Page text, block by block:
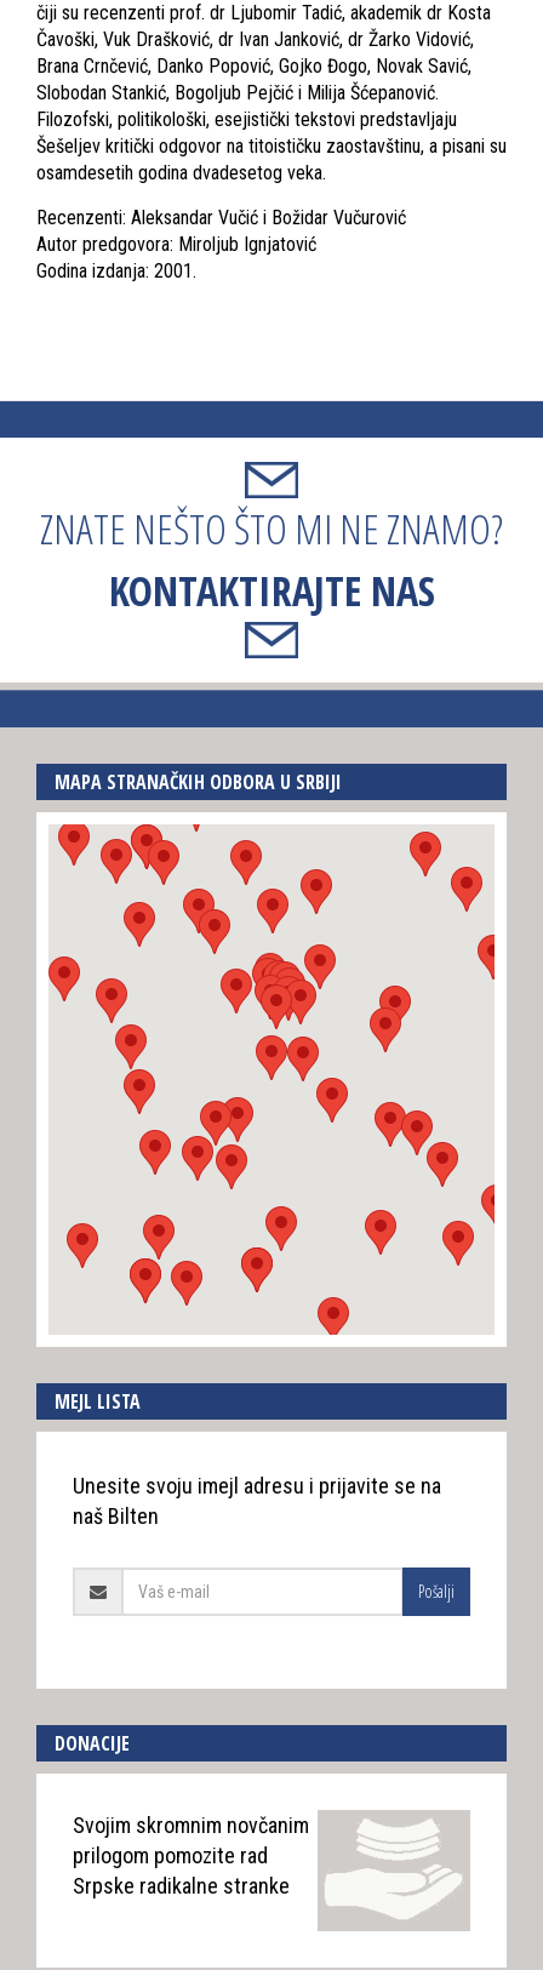
čiji su recenzenti prof. dr Ljubomir Tadić, akademik dr Kosta
Čavoški, Vuk Drašković, dr Ivan Janković, dr Žarko Vidović,
Brana Crnčević, Danko Popović, Gojko Đogo, Novak Savić,
Slobodan Stankić, Bogoljub Pejčić i Milija Šćepanović.
Filozofski, politikološki, esejistički tekstovi predstavljaju
Šešeljev kritički odgovor na titoističku zaostavštinu, a pisani su
osamdesetih godina dvadesetog veka.
Recenzenti: Aleksandar Vučić i Božidar Vučurović
Autor predgovora: Miroljub Ignjatović
Godina izdanja: 2001.
ZNATE NEŠTO ŠTO MI NE ZNAMO?
KONTAKTIRAJTE NAS
MAPA STRANAČKIH ODBORA U SRBIJI
MEJL LISTA
Unesite svoju imejl adresu i prijavite se na
naš Bilten
Pošalji
DONACIJE
Svojim skromnim novčanim
prilogom pomozite rad
Srpske radikalne stranke